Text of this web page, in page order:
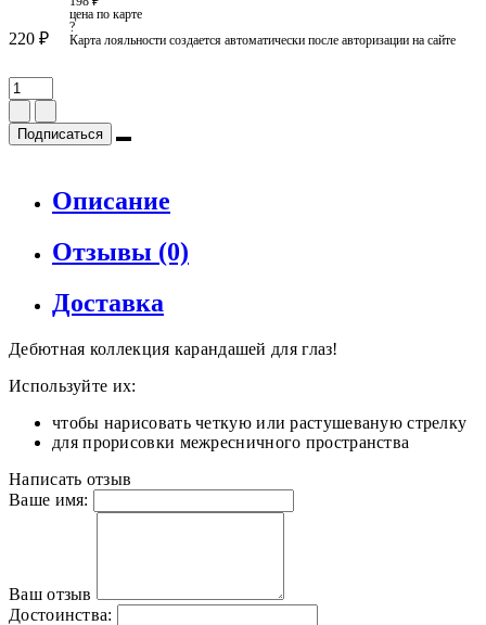
220 ₽
цена по карте
?
Карта лояльности создается автоматически после авторизации на сайте
Подписаться
Описание
Отзывы (0)
Доставка
Дебютная коллекция карандашей для глаз!
Используйте их:
чтобы нарисовать четкую или растушеваную стрелку
для прорисовки межресничного пространства
Написать отзыв
Ваше имя:
Ваш отзыв
Достоинства: